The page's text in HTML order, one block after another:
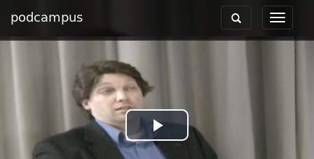
podcampus
Toggle
Toggle
navigation
Play